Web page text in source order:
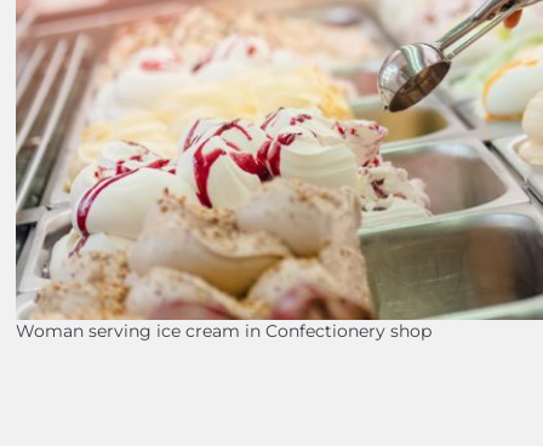
Woman serving ice cream in Confectionery shop